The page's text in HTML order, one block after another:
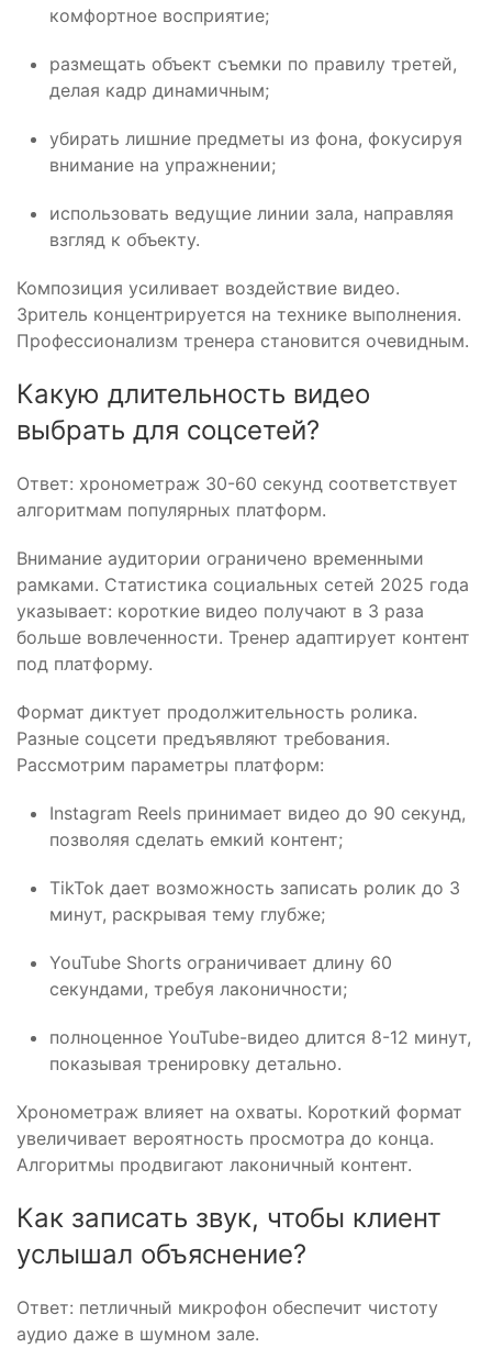
комфортное восприятие;
размещать объект съемки по правилу третей,
делая кадр динамичным;
убирать лишние предметы из фона, фокусируя
внимание на упражнении;
использовать ведущие линии зала, направляя
взгляд к объекту.
Композиция усиливает воздействие видео.
Зритель концентрируется на технике выполнения.
Профессионализм тренера становится очевидным.
Какую длительность видео
выбрать для соцсетей?
Ответ: хронометраж 30-60 секунд соответствует
алгоритмам популярных платформ.
Внимание аудитории ограничено временными
рамками. Статистика социальных сетей 2025 года
указывает: короткие видео получают в 3 раза
больше вовлеченности. Тренер адаптирует контент
под платформу.
Формат диктует продолжительность ролика.
Разные соцсети предъявляют требования.
Рассмотрим параметры платформ:
Instagram Reels принимает видео до 90 секунд,
позволяя сделать емкий контент;
TikTok дает возможность записать ролик до 3
минут, раскрывая тему глубже;
YouTube Shorts ограничивает длину 60
секундами, требуя лаконичности;
полноценное YouTube-видео длится 8-12 минут,
показывая тренировку детально.
Хронометраж влияет на охваты. Короткий формат
увеличивает вероятность просмотра до конца.
Алгоритмы продвигают лаконичный контент.
Как записать звук, чтобы клиент
услышал объяснение?
Ответ: петличный микрофон обеспечит чистоту
аудио даже в шумном зале.